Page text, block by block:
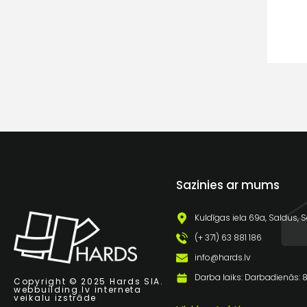
Copyright © 2025 Hards SIA.
webbuilding.lv interneta
veikalu izstrāde
Sazinies ar mums
Kuldīgas iela 69a, Saldus,
(+ 371) 63 881 186
info@hards.lv
Darba laiks: Darbadienās: